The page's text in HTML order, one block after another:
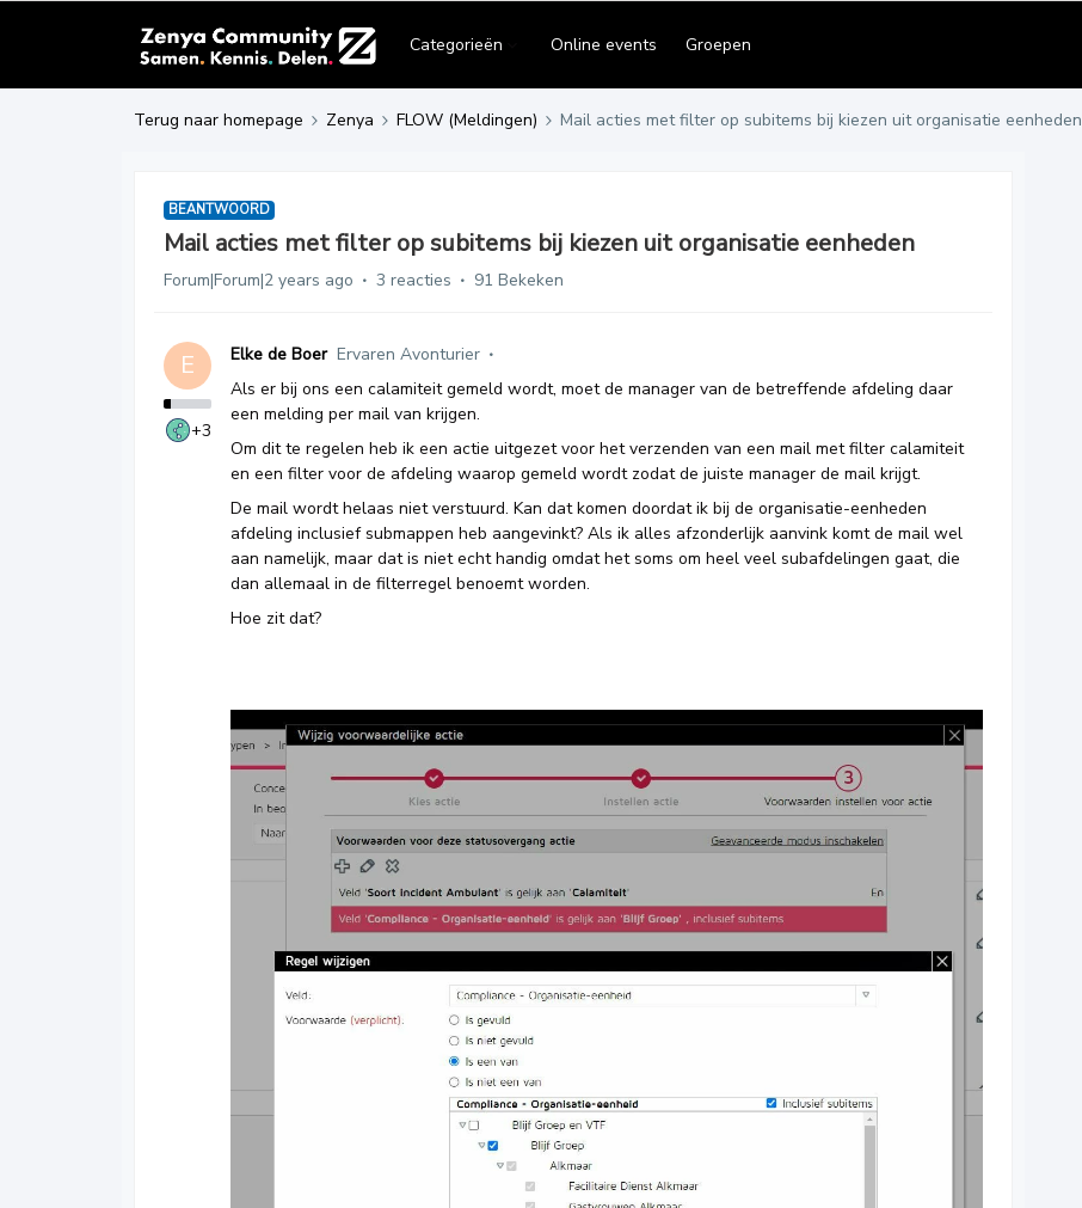
Categorieën Online events Groepen
Terug naar homepage Zenya FLOW (Meldingen) Mail acties met filter op subitems bij kiezen uit organisatie eenheden
BEANTWOORD
Mail acties met filter op subitems bij kiezen uit organisatie eenheden
Forum|Forum|2 years ago 3 reacties 91 Bekeken
E
+3
Elke de Boer Ervaren Avonturier
Als er bij ons een calamiteit gemeld wordt, moet de manager van de betreffende afdeling daar
een melding per mail van krijgen.
Om dit te regelen heb ik een actie uitgezet voor het verzenden van een mail met filter calamiteit
en een filter voor de afdeling waarop gemeld wordt zodat de juiste manager de mail krijgt.
De mail wordt helaas niet verstuurd. Kan dat komen doordat ik bij de organisatie-eenheden
afdeling inclusief submappen heb aangevinkt? Als ik alles afzonderlijk aanvink komt de mail wel
aan namelijk, maar dat is niet echt handig omdat het soms om heel veel subafdelingen gaat, die
dan allemaal in de filterregel benoemt worden.
Hoe zit dat?